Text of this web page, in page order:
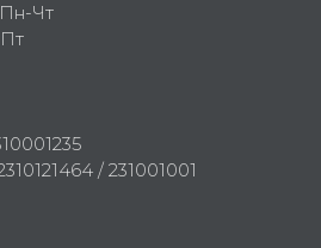
Чт
/ 231001001